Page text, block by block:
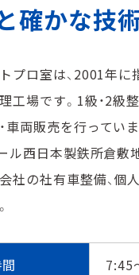
確かな技
プロ室は、2001年
⼯場です。1級・2級
⾞両販売を⾏っていま
ル西日本製鉄所倉敷
社の社有⾞整備、個
7:45